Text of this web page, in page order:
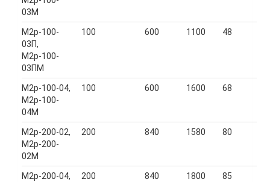
03М
М2р-100-
03П,
М2р-100-
03ПМ
100 600 1100 48
М2р-100-04,
М2р-100-
04М
100 600 1600 68
М2р-200-02,
М2р-200-
02М
200 840 1580 80
М2р-200-04,
200 840 1800 85